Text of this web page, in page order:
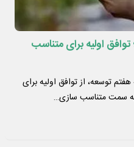
توافق اولیه برای متناسب
توسعه، از توافق اولیه برای
سمت متناسب سازی…